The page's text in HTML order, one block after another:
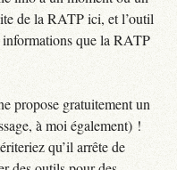
de la RATP ici, et l’outil
que la RATP
propose gratuitement un
à moi également) !
qu’il arrête de